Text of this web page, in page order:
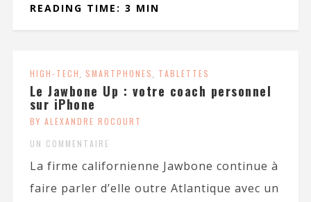
READING TIME: 3 MIN
HIGH-TECH, SMARTPHONES, TABLETTES
Le Jawbone Up : votre coach personnel
sur iPhone
BY ALEXANDRE ROCOURT
UN COMMENTAIRE
La firme californienne Jawbone continue à
faire parler d’elle outre Atlantique avec un